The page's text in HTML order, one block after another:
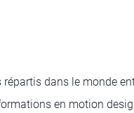
dans le monde
en motion